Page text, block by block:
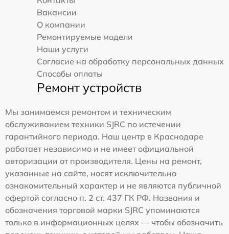
Вакансии
О компании
Ремонтируемые модели
Наши услуги
Согласие на обработку персональных данных
Способы оплаты
Ремонт устройств
Мы занимаемся ремонтом и техническим
обслуживанием техники SJRC по истечении
гарантийного периода. Наш центр в Краснодаре
работает независимо и не имеет официальной
авторизации от производителя. Цены на ремонт,
указанные на сайте, носят исключительно
ознакомительный характер и не являются публичной
офертой согласно п. 2 ст. 437 ГК РФ. Названия и
обозначения торговой марки SJRC упоминаются
только в информационных целях — чтобы обозначить